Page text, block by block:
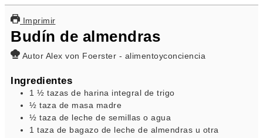
Imprimir
Budín de almendras
Autor Alex von Foerster - alimentoyconciencia
Ingredientes
1 ½ tazas de harina integral de trigo
½ taza de masa madre
½ taza de leche de semillas o agua
1 taza de bagazo de leche de almendras u otra